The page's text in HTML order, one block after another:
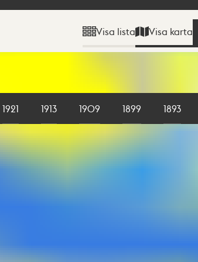
Visa lista Visa karta
1921 1913 1909 1899 1893